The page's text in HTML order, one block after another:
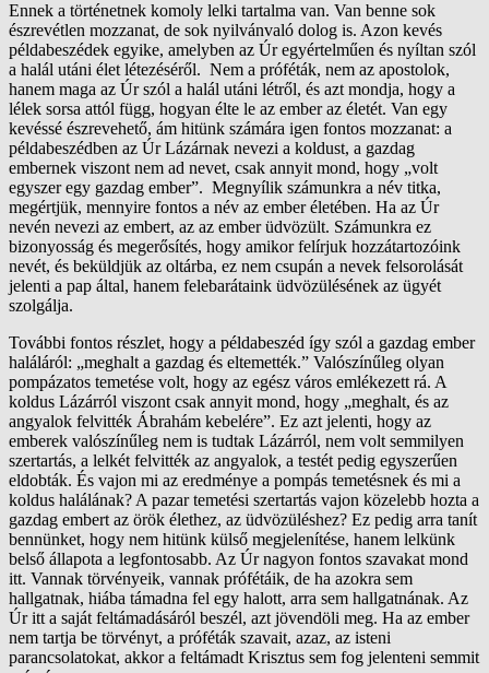
Ennek a történetnek komoly lelki tartalma van. Van benne sok
észrevétlen mozzanat, de sok nyilvánvaló dolog is. Azon kevés
példabeszédek egyike, amelyben az Úr egyértelműen és nyíltan szól
a halál utáni élet létezéséről. Nem a próféták, nem az apostolok,
hanem maga az Úr szól a halál utáni létről, és azt mondja, hogy a
lélek sorsa attól függ, hogyan élte le az ember az életét. Van egy
kevéssé észrevehető, ám hitünk számára igen fontos mozzanat: a
példabeszédben az Úr Lázárnak nevezi a koldust, a gazdag
embernek viszont nem ad nevet, csak annyit mond, hogy „volt
egyszer egy gazdag ember”. Megnyílik számunkra a név titka,
megértjük, mennyire fontos a név az ember életében. Ha az Úr
nevén nevezi az embert, az az ember üdvözült. Számunkra ez
bizonyosság és megerősítés, hogy amikor felírjuk hozzátartozóink
nevét, és beküldjük az oltárba, ez nem csupán a nevek felsorolását
jelenti a pap által, hanem felebarátaink üdvözülésének az ügyét
szolgálja.
További fontos részlet, hogy a példabeszéd így szól a gazdag ember
haláláról: „meghalt a gazdag és eltemették.” Valószínűleg olyan
pompázatos temetése volt, hogy az egész város emlékezett rá. A
koldus Lázárról viszont csak annyit mond, hogy „meghalt, és az
angyalok felvitték Ábrahám kebelére”. Ez azt jelenti, hogy az
emberek valószínűleg nem is tudtak Lázárról, nem volt semmilyen
szertartás, a lelkét felvitték az angyalok, a testét pedig egyszerűen
eldobták. És vajon mi az eredménye a pompás temetésnek és mi a
koldus halálának? A pazar temetési szertartás vajon közelebb hozta a
gazdag embert az örök élethez, az üdvözüléshez? Ez pedig arra tanít
bennünket, hogy nem hitünk külső megjelenítése, hanem lelkünk
belső állapota a legfontosabb. Az Úr nagyon fontos szavakat mond
itt. Vannak törvényeik, vannak prófétáik, de ha azokra sem
hallgatnak, hiába támadna fel egy halott, arra sem hallgatnának. Az
Úr itt a saját feltámadásáról beszél, azt jövendöli meg. Ha az ember
nem tartja be törvényt, a próféták szavait, azaz, az isteni
parancsolatokat, akkor a feltámadt Krisztus sem fog jelenteni semmit